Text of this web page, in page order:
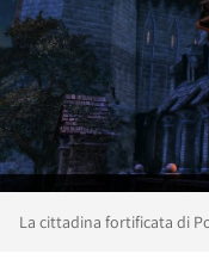
La cittadina fortificata di